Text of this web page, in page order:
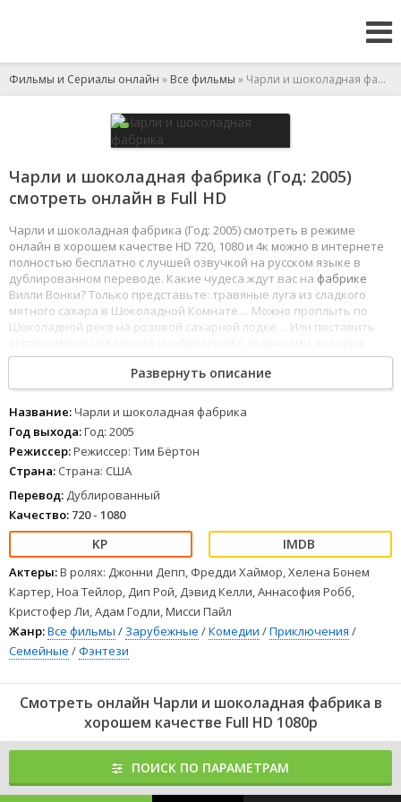
Фильмы и Сериалы онлайн » Все фильмы » Чарли и шоколадная фабрика
Чарли и шоколадная фабрика (Год: 2005)
смотреть онлайн в Full HD
Чарли и шоколадная фабрика (Год: 2005) смотреть в режиме
онлайн в хорошем качестве HD 720, 1080 и 4к можно в интернете
полностью бесплатно с лучшей озвучкой на русском языке в
дублированном переводе. Какие чудеса ждут вас на фабрике
Вилли Вонки? Только представьте: травяные луга из сладкого
мятного сахара в Шоколадной Комнате ... Можно проплыть по
Шоколадной реке на розовой сахарной лодке ... Или поставить
никогда не тают ... Понаблюдать за дрессированными белками в
Ореховой Комнате или отправиться в стеклянном лифте в
Телевизионную Комнату. Вы найдете слишком много смешного,
чуть таинственного и настолько захватывающего в этом
путешествии, что оно
станет
настолько же приятным и сладким
для вас, как восхитительная сладкая палочка с розовой
сливочной помадкой от Вилли Вонки.
12 34 5 678
Развернуть описание
Название:Чарли и шоколадная фабрика
Год выхода:Год: 2005
Режиссер:Режиссер: Тим Бёртон
Страна: Страна: США
Перевод: Дублированный
Качество: 720 - 1080
Актеры:В ролях: Джонни Депп, Фредди Хаймор, Хелена Бонем
Картер, Ноа Тейлор, Дип Рой, Дэвид Келли, Аннасофия Робб,
Кристофер Ли, Адам Годли, Мисси Пайл
Жанр:Все фильмы / Зарубежные /Комедии /Приключения /
Семейные /Фэнтези
Смотреть онлайн Чарли и шоколадная фабрика в
хорошем качестве Full HD 1080p
ПОИСК ПО ПАРАМЕТРАМ